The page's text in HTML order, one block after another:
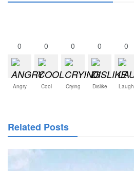
0
Angry
0
Cool
0
Crying
0
Dislike
0
Laugh
Related Posts